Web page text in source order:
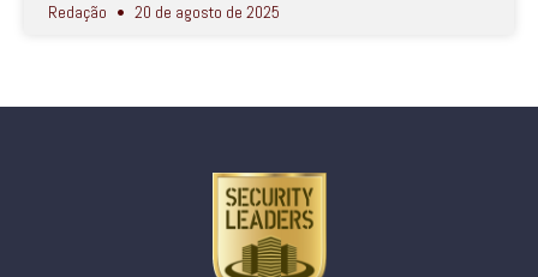
Redação 20 de agosto de 2025